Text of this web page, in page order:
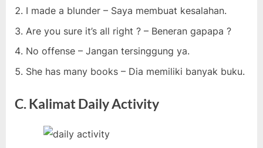
I made a blunder – Saya membuat kesalahan.
Are you sure it’s all right ? – Beneran gapapa ?
No offense – Jangan tersinggung ya.
She has many books – Dia memiliki banyak buku.
C. Kalimat Daily Activity